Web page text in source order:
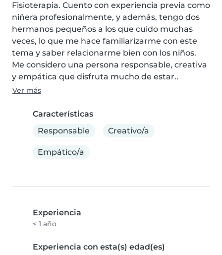
Fisioterapia. Cuento con experiencia previa como
niñera profesionalmente, y además, tengo dos
hermanos pequeños a los que cuido muchas
veces, lo que me hace familiarizarme con este
tema y saber relacionarme bien con los niños.
Me considero una persona responsable, creativa
y empática que disfruta mucho de estar..
Ver más
Características
Responsable
Creativo/a
Empático/a
Experiencia
< 1 año
Experiencia con esta(s) edad(es)